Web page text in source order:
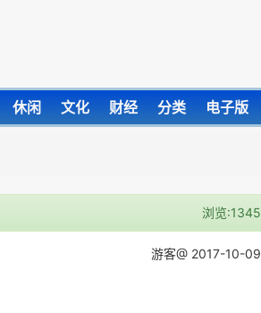
休闲 文化 财经 分类 电子版
浏览:1345
游客@ 2017-10-09